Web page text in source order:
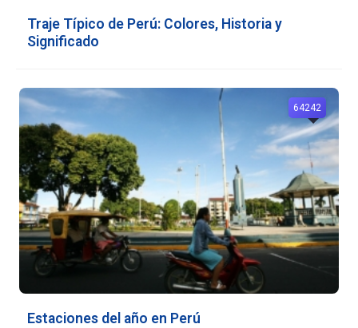
Traje Típico de Perú: Colores, Historia y
Significado
Estaciones del año en Perú
64242